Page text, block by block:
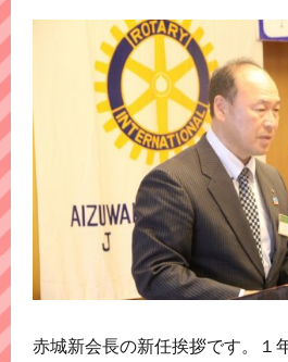
赤城新会長の新任挨拶です。１